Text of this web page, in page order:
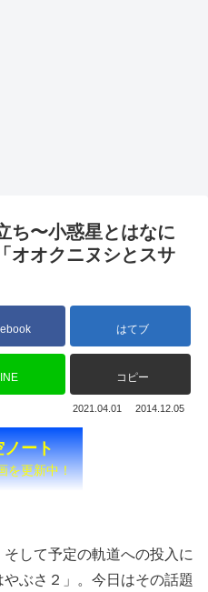
ち〜小惑星とはなに
オオクニヌシとスサ
はてブ
コピー
2021.04.01 2014.12.05
ノート
を更新中！
して予定の軌道への投入に
ぶさ２」。今日はその話題